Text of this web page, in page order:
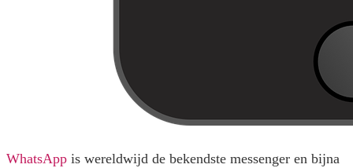
WhatsApp is wereldwijd de bekendste messenger en bijna